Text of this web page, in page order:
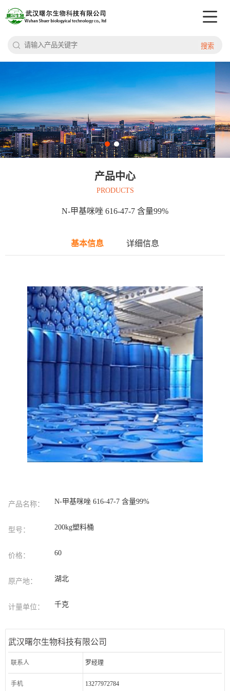
搜索
产品中心
PRODUCTS
N-甲基咪唑 616-47-7 含量99%
基本信息 详细信息
产品名称： N-甲基咪唑 616-47-7 含量99%
型号： 200kg塑料桶
价格： 60
原产地： 湖北
计量单位： 千克
武汉曙尔生物科技有限公司
联系人 罗经理
手机 13277972784